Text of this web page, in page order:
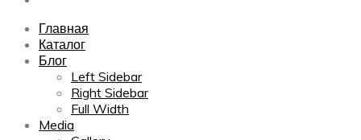
Главная
Каталог
Блог
Left Sidebar
Right Sidebar
Full Width
Media